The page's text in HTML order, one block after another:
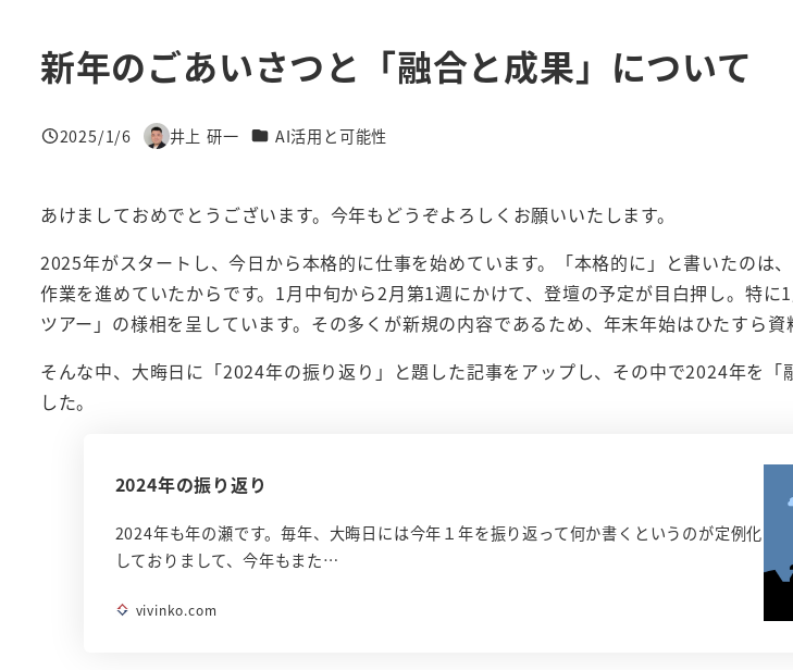
新年のごあいさつと「融合と成果」について
投稿日
2025/1/6
著
井上 研一 カテゴリー
AI活用と可能性
あけましておめでとうございます。今年もどうぞよろしくお願いいたします。
2025年がスタートし、今日から本格的に仕事を始めています。「本格的に」と書いたのは
作業を進めていたからです。1月中旬から2月第1週にかけて、登壇の予定が目白押し。特に
ツアー」の様相を呈しています。その多くが新規の内容であるため、年末年始はひたすら資
そんな中、大晦日に「2024年の振り返り」と題した記事をアップし、その中で2024年を「
した。
2024年の振り返り
2024年も年の瀬です。毎年、大晦日には今年１年を振り返って何か書くというのが定例化
しておりまして、今年もまた…
vivinko.com